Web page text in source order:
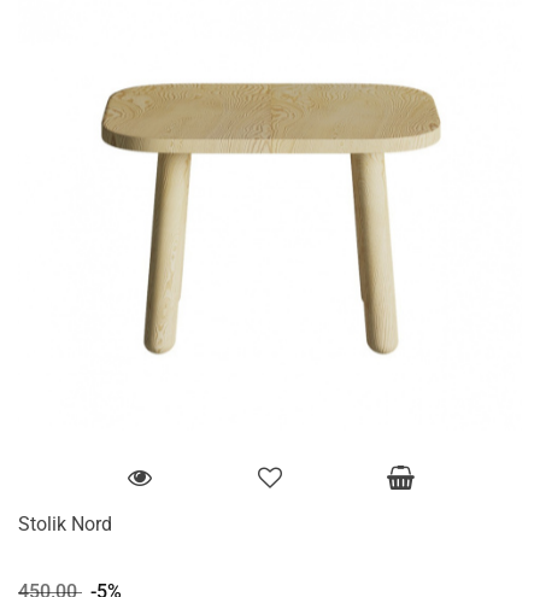
Stolik Nord
450.00 -5%